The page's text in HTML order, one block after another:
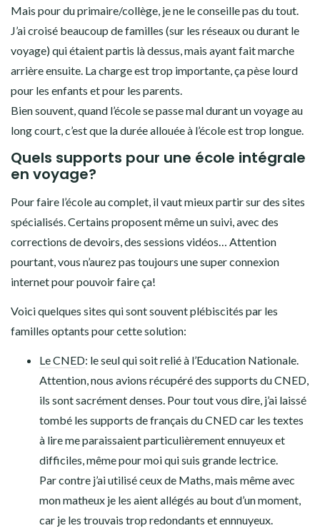
Mais pour du primaire/collège, je ne le conseille pas du tout.
J’ai croisé beaucoup de familles (sur les réseaux ou durant le
voyage) qui étaient partis là dessus, mais ayant fait marche
arrière ensuite. La charge est trop importante, ça pèse lourd
pour les enfants et pour les parents.
Bien souvent, quand l’école se passe mal durant un voyage au
long court, c’est que la durée allouée à l’école est trop longue.
Quels supports pour une école intégrale
en voyage?
Pour faire l’école au complet, il vaut mieux partir sur des sites
spécialisés. Certains proposent même un suivi, avec des
corrections de devoirs, des sessions vidéos… Attention
pourtant, vous n’aurez pas toujours une super connexion
internet pour pouvoir faire ça!
Voici quelques sites qui sont souvent plébiscités par les
familles optants pour cette solution:
Le CNED: le seul qui soit relié à l’Education Nationale.
Attention, nous avions récupéré des supports du CNED,
ils sont sacrément denses. Pour tout vous dire, j’ai laissé
tombé les supports de français du CNED car les textes
à lire me paraissaient particulièrement ennuyeux et
difficiles, même pour moi qui suis grande lectrice.
Par contre j’ai utilisé ceux de Maths, mais même avec
mon matheux je les aient allégés au bout d’un moment,
car je les trouvais trop redondants et ennnuyeux.